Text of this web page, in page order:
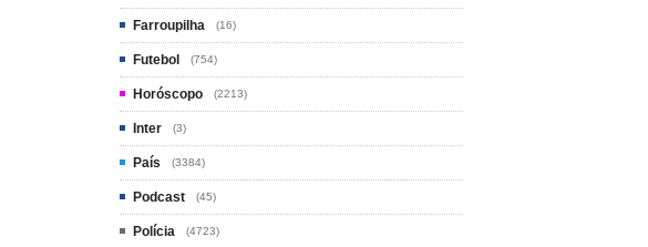
Farroupilha (16)
Futebol (754)
Horóscopo (2213)
Inter (3)
País (3384)
Podcast (45)
Polícia (4723)